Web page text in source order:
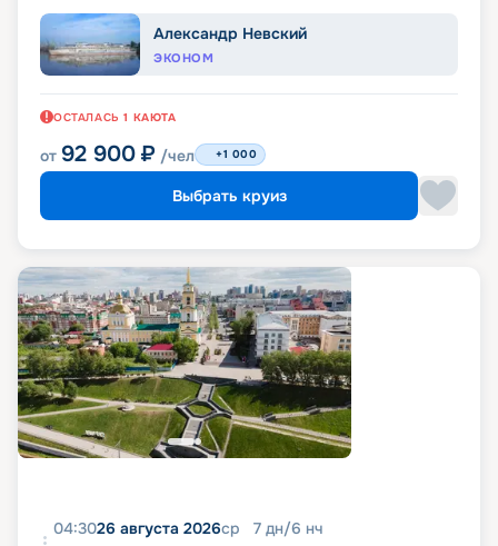
Александр Невский
ЭКОНОМ
ОСТАЛАСЬ 1 КАЮТА
от 92 900 ₽ /чел +1 000
Выбрать круиз
04:3026 августа 2026ср 7 дн/6 нч